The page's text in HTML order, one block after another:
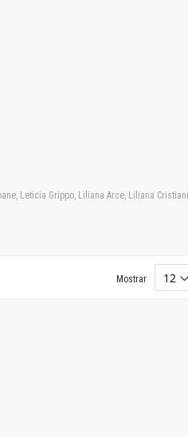
Leticia Grippo, Liliana Arce, Liliana
Mostrar